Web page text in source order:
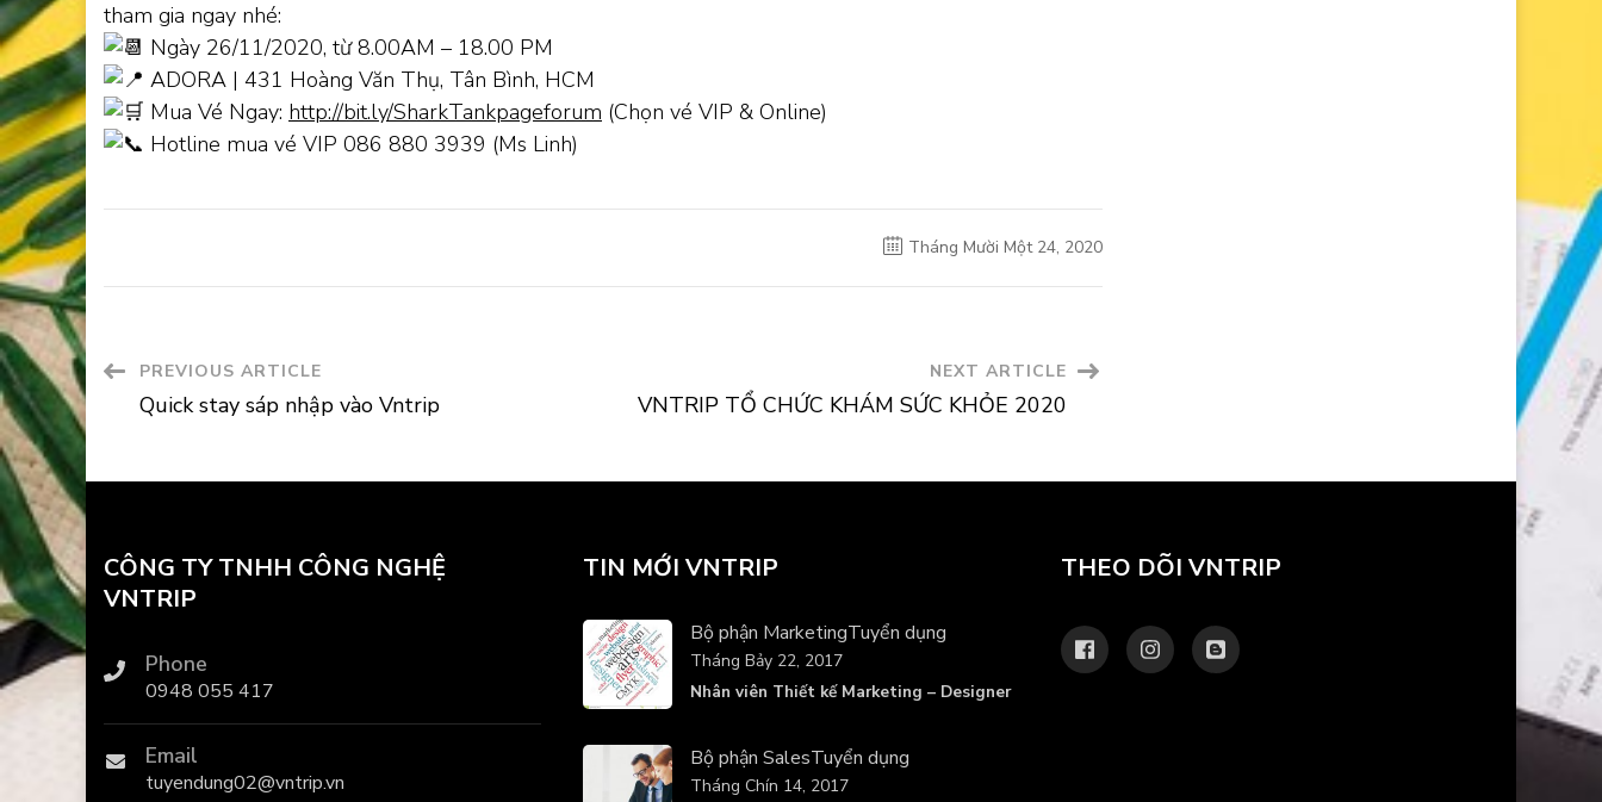
tham gia ngay nhé:
Ngày 26/11/2020, từ 8.00AM – 18.00 PM
ADORA | 431 Hoàng Văn Thụ, Tân Bình, HCM
Mua Vé Ngay: http://bit.ly/SharkTankpageforum (Chọn vé VIP & Online)
Hotline mua vé VIP 086 880 3939 (Ms Linh)
Tháng Mười Một 24, 2020
Post
Navigation
PREVIOUS ARTICLE
Quick stay sáp nhập vào Vntrip
NEXT ARTICLE
VNTRIP TỔ CHỨC KHÁM SỨC KHỎE 2020
CÔNG TY TNHH CÔNG NGHỆ
VNTRIP
Phone
0948 055 417
Email
tuyendung02@vntrip.vn
TIN MỚI VNTRIP
Bộ phận MarketingTuyển dụng
Nhân viên Thiết kế Marketing – Designer
Tháng Bảy 22, 2017
Bộ phận SalesTuyển dụng
Tháng Chín 14, 2017
THEO DÕI VNTRIP